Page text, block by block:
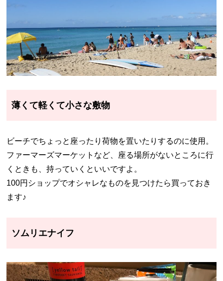
薄くて軽くて小さな敷物
ビーチでちょっと座ったり荷物を置いたりするのに使用。
ファーマーズマーケットなど、座る場所がないところに行
くときも、持っていくといいですよ。
100円ショップでオシャレなものを見つけたら買っておき
ます♪
ソムリエナイフ